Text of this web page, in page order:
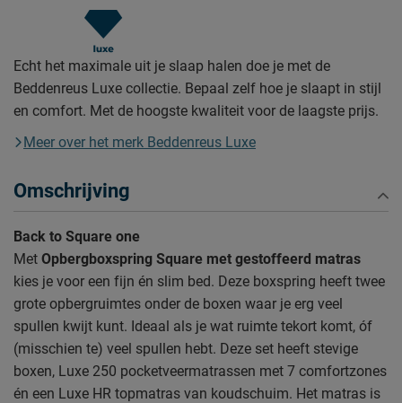
Echt het maximale uit je slaap halen doe je met de
Beddenreus Luxe collectie. Bepaal zelf hoe je slaapt in stijl
en comfort. Met de hoogste kwaliteit voor de laagste prijs.
Meer over het merk Beddenreus Luxe
Omschrijving
Back to Square one
Met Opbergboxspring Square met gestoffeerd matras
kies je voor een fijn én slim bed. Deze boxspring heeft twee
grote opbergruimtes onder de boxen waar je erg veel
spullen kwijt kunt. Ideaal als je wat ruimte tekort komt, óf
(misschien te) veel spullen hebt. Deze set heeft stevige
boxen, Luxe 250 pocketveermatrassen met 7 comfortzones
én een Luxe HR topmatras van koudschuim. Het matras is